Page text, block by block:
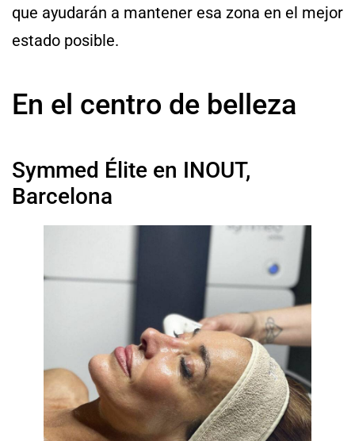
que ayudarán a mantener esa zona en el mejor
estado posible.
En el centro de belleza
Symmed Élite en INOUT,
Barcelona